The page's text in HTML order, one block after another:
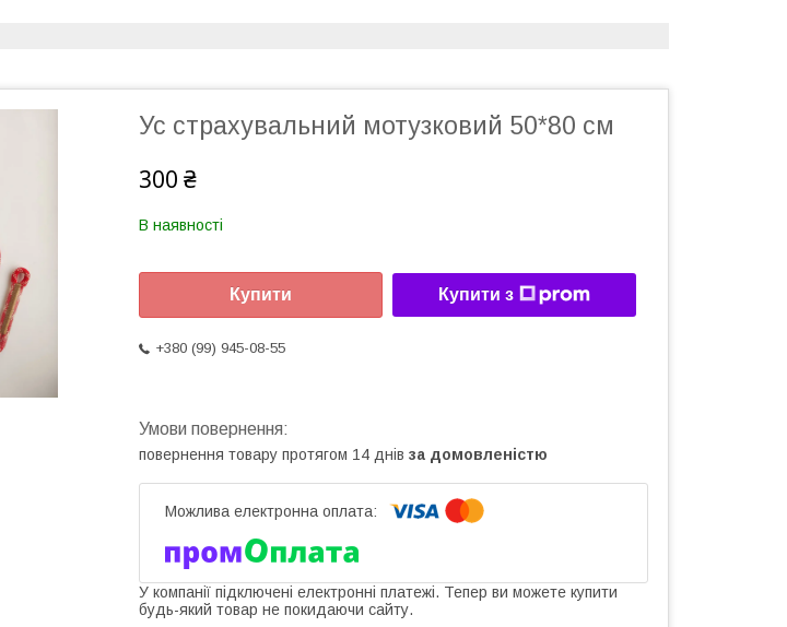
Ус страхувальний мотузковий 50*80 см
300 ₴
В наявності
Купити Купити з
+380 (99) 945-08-55
повернення товару протягом 14 днів за домовленістю
У компанії підключені електронні платежі. Тепер ви можете купити
будь-який товар не покидаючи сайту.